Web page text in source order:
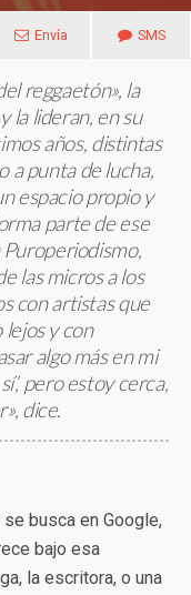
Envía SMS
reggaetón», la
la lideran, en su
años, distintas
a punta de lucha,
espacio propio y
parte de ese
las micros a los
con artistas que
lejos y con
algo más en mi
pero estoy cerca,
dice.
busca en Google,
bajo esa
la escritora, o una